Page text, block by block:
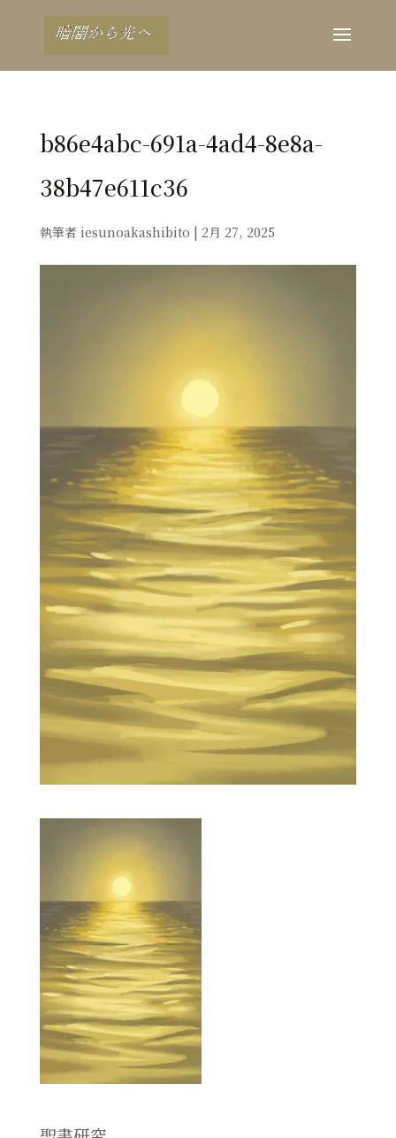
b86e4abc-691a-4ad4-8e8a-
38b47e611c36
執筆者 iesunoakashibito | 2月 27, 2025